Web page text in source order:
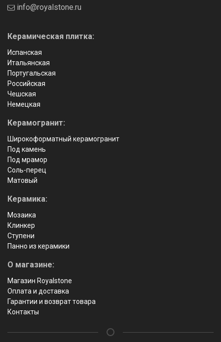
info@royalstone.ru
Керамическая плитка:
Испанская
Итальянская
Португальская
Российская
Чешская
Немецкая
Керамогранит:
Широкоформатный керамогранит
Под камень
Под мрамор
Соль-перец
Матовый
Керамика:
Мозаика
Клинкер
Ступени
Панно из керамики
О магазине:
Магазин Royalstone
Оплата и доставка
Гарантии и возврат товара
Контакты